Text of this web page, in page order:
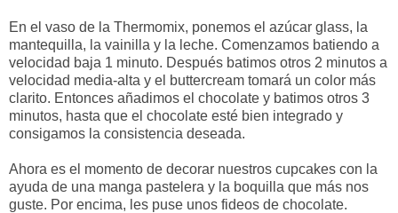
En el vaso de la Thermomix, ponemos el azúcar glass, la
mantequilla, la vainilla y la leche. Comenzamos batiendo a
velocidad baja 1 minuto. Después batimos otros 2 minutos a
velocidad media-alta y el buttercream tomará un color más
clarito. Entonces añadimos el chocolate y batimos otros 3
minutos, hasta que el chocolate esté bien integrado y
consigamos la consistencia deseada.
Ahora es el momento de decorar nuestros cupcakes con la
ayuda de una manga pastelera y la boquilla que más nos
guste. Por encima, les puse unos fideos de chocolate.